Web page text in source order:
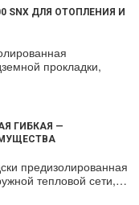
SNX ДЛЯ ОТОПЛЕНИЯ И
прокладки,
ГИБКАЯ —
предизолированная
тепловой сети,…